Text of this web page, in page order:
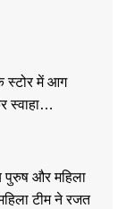
स्टोर में आग
स्वाहा…
पुरुष और महिला
टीम ने रजत